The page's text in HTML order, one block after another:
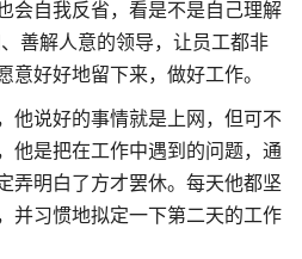
会自我反省，看是不是自己理解
善解人意的领导，让员工都非
意好好地留下来，做好工作。
他说好的事情就是上网，但可不
他是把在工作中遇到的问题，通
弄明白了方才罢休。每天他都坚
并习惯地拟定一下第二天的工作